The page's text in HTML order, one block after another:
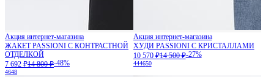
Акция интернет-магазина
ЖАКЕТ PASSIONI С КОНТРАСТНОЙ
ОТДЕЛКОЙ
7 692 ₽14 800 ₽-48%
4648
Акция интернет-магазина
ХУДИ PASSIONI С КРИСТАЛЛАМИ
10 570 ₽14 500 ₽-27%
444650